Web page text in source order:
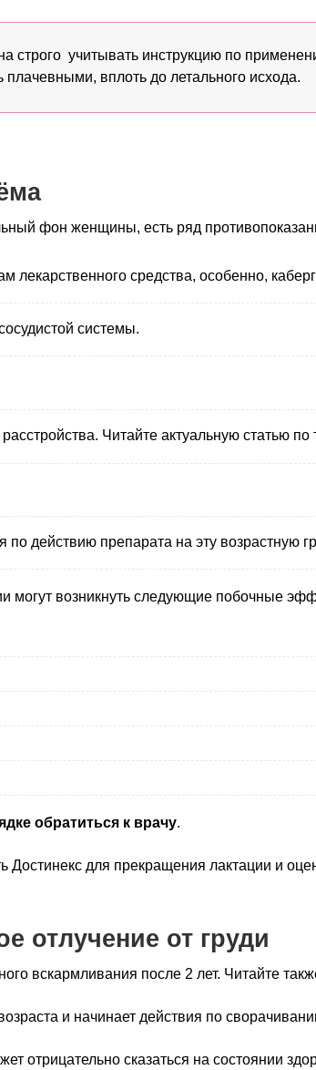
строго учитывать инструкцию по
плачевными, вплоть до летального исхода.
фон женщины, есть ряд
лекарственного средства, особенно,
системы.
Читайте актуальную статью по
по действию препарата на эту возрастную
могут возникнуть следующие побочные
обратиться к врачу.
для прекращения лактации и
отлучение от груди
вскармливания после 2 лет. Читайте
и начинает действия по
отрицательно сказаться на состоянии